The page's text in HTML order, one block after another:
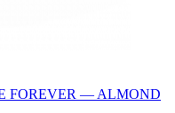
FOREVER — ALMOND